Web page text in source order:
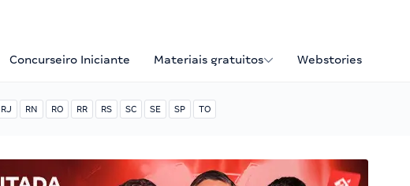
Concurseiro Iniciante Materiais gratuitos Webstories
RJ RN RO RR RS SC SE SP TO